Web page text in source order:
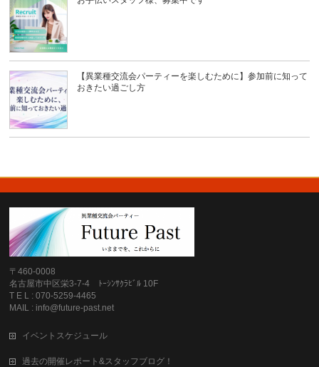
【異業種交流会パーティーを楽しむために】参加前に知って
おきたい過ごし方
〒460-0008
名古屋市中区栄3-7-4 ﾄｰｼﾝｻｸﾗﾋﾞﾙ 10F
T E L : 070-5259-4465
MAIL : info@future-past.net
イベントスケジュール
過去の開催レポート&スタッフブログ！